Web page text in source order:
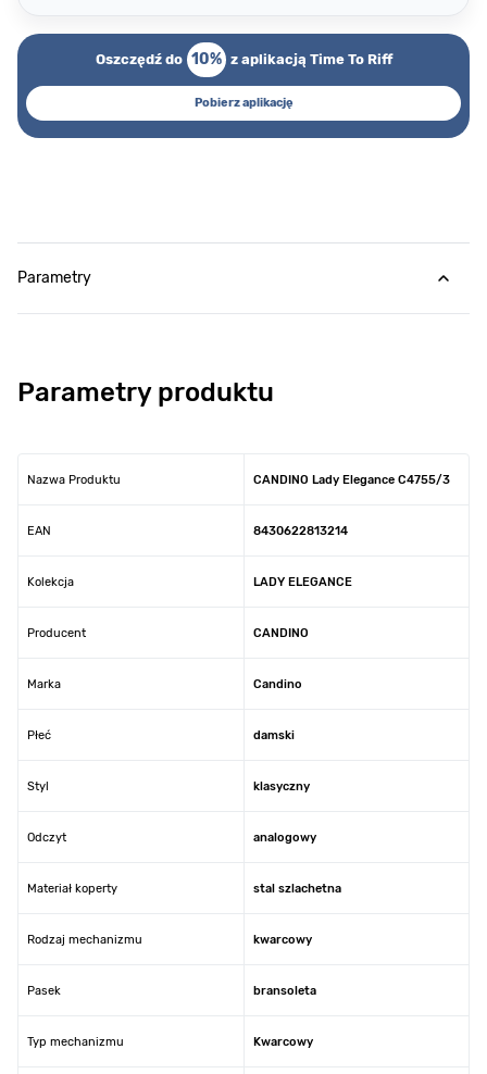
Oszczędź do 10% z aplikacją Time To Riff
Pobierz aplikację
Parametry
Parametry produktu
Nazwa Produktu CANDINO Lady Elegance C4755/3
EAN 8430622813214
Kolekcja LADY ELEGANCE
Producent CANDINO
Marka Candino
Płeć damski
Styl klasyczny
Odczyt analogowy
Materiał koperty stal szlachetna
Rodzaj mechanizmu kwarcowy
Pasek bransoleta
Typ mechanizmu Kwarcowy